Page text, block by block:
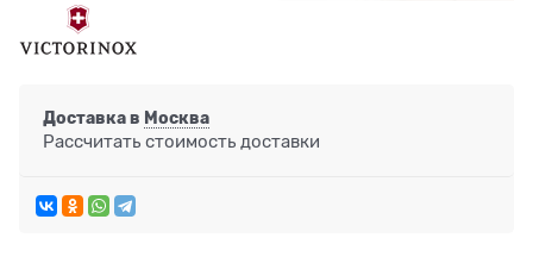
Доставка в Москва
Рассчитать стоимость доставки